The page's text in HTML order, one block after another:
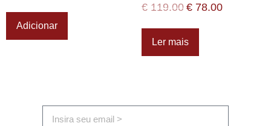
Adicionar
€ 119.00 € 78.00
Ler mais